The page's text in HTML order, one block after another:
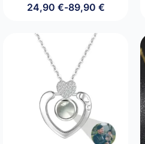
24,90 €-89,90 €
Rango
precios:
desde
24,90 €
hasta
89,90 €